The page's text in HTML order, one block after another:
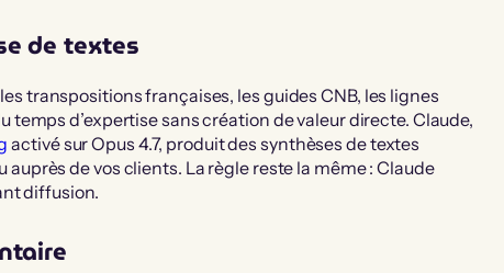
de textes
transpositions françaises, les guides CNB, les lignes
d’expertise sans création de valeur directe. Claude,
activé sur Opus 4.7, produit des synthèses de textes
de vos clients. La règle reste la même : Claude
diffusion.